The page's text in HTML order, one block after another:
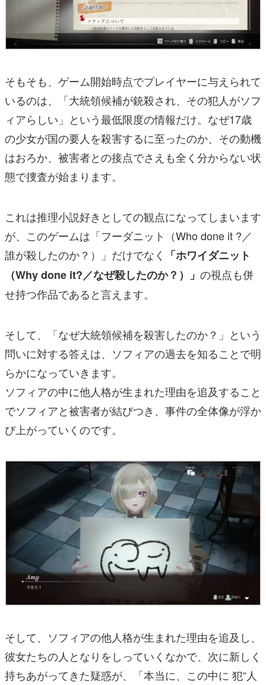
そもそも、ゲーム開始時点でプレイヤーに与えられて
いるのは、「大統領候補が銃殺され、その犯人がソフ
ィアらしい」という最低限度の情報だけ。なぜ17歳
の少女が国の要人を殺害するに至ったのか、その動機
はおろか、被害者との接点でさえも全く分からない状
態で捜査が始まります。
これは推理小説好きとしての観点になってしまいます
が、このゲームは「フーダニット（Who done it ?／
誰が殺したのか？）」だけでなく
「ホワイダニット
（Why done it?／なぜ殺したのか？）」 の視点も併
せ持つ作品であると言えます。
そして、「なぜ大統領候補を殺害したのか？」という
問いに対する答えは、ソフィアの過去を知ることで明
らかになっていきます。
ソフィアの中に他人格が生まれた理由を追及すること
でソフィアと被害者が結びつき、事件の全体像が浮か
び上がっていくのです。
そして、ソフィアの他人格が生まれた理由を追及し、
彼女たちの人となりをしっていくなかで、次に新しく
持ちあがってきた疑惑が、「本当に、この中に 犯“人